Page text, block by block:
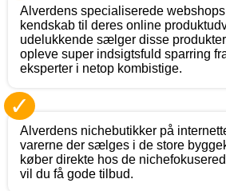
Alverdens specialiserede
kendskab til deres online
udelukkende sælger disse
opleve super indsigtsfuld sparring
eksperter i netop kombistige.
✓
Alverdens nichebutikker på
varerne der sælges i de store
køber direkte hos de
vil du få gode tilbud.